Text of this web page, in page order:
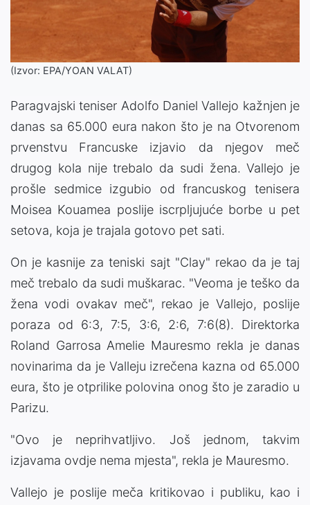
(Izvor: EPA/YOAN VALAT)
Paragvajski teniser Adolfo Daniel Vallejo kažnjen je
danas sa 65.000 eura nakon što je na Otvorenom
prvenstvu Francuske izjavio da njegov meč
drugog kola nije trebalo da sudi žena. Vallejo je
prošle sedmice izgubio od francuskog tenisera
Moisea Kouamea poslije iscrpljujuće borbe u pet
setova, koja je trajala gotovo pet sati.
On je kasnije za teniski sajt "Clay" rekao da je taj
meč trebalo da sudi muškarac. "Veoma je teško da
žena vodi ovakav meč", rekao je Vallejo, poslije
poraza od 6:3, 7:5, 3:6, 2:6, 7:6(8). Direktorka
Roland Garrosa Amelie Mauresmo rekla je danas
novinarima da je Valleju izrečena kazna od 65.000
eura, što je otprilike polovina onog što je zaradio u
Parizu.
"Ovo je neprihvatljivo. Još jednom, takvim
izjavama ovdje nema mjesta", rekla je Mauresmo.
Vallejo je poslije meča kritikovao i publiku, kao i